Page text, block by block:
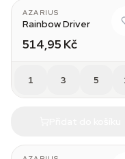
AZARIUS
Rainbow Driver
514,95 Kč
1 3 5